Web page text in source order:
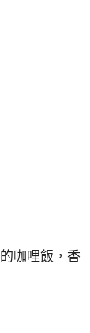
咖哩飯，香